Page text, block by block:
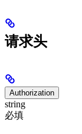
请求头
Authorization
string
必填